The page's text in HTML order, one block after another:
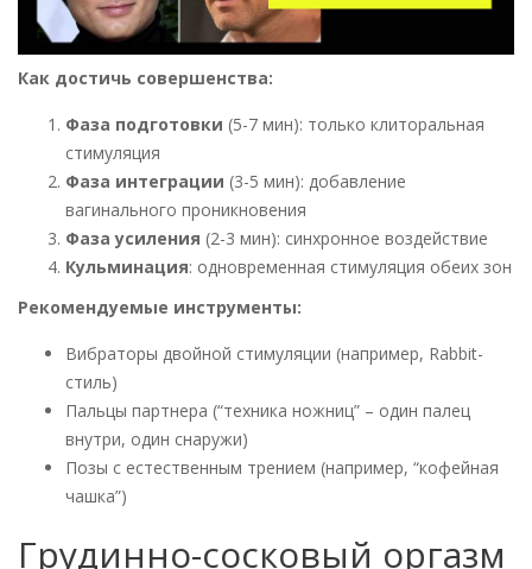
Как достичь совершенства:
Фаза подготовки (5-7 мин): только клиторальная
стимуляция
Фаза интеграции (3-5 мин): добавление
вагинального проникновения
Фаза усиления (2-3 мин): синхронное воздействие
Кульминация: одновременная стимуляция обеих зон
Рекомендуемые инструменты:
Вибраторы двойной стимуляции (например, Rabbit-
стиль)
Пальцы партнера (“техника ножниц” – один палец
внутри, один снаружи)
Позы с естественным трением (например, “кофейная
чашка”)
Грудинно-сосковый оргазм